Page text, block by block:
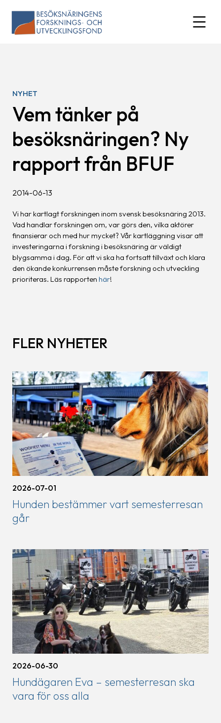
content
NYHET
Vem tänker på
besöksnäringen? Ny
rapport från BFUF
2014-06-13
Vi har kartlagt forskningen inom svensk besöksnäring 2013.
Vad handlar forskningen om, var görs den, vilka aktörer
finansierar och med hur mycket? Vår kartläggning visar att
investeringarna i forskning i besöksnäring är väldigt
blygsamma i dag. För att vi ska ha fortsatt tillväxt och klara
den ökande konkurrensen måste forskning och utveckling
prioriteras. Läs rapporten här!
FLER NYHETER
Hunden bestämmer vart semesterresan
går
2026-07-01
Hundägaren Eva – semesterresan ska
vara för oss alla
2026-06-30